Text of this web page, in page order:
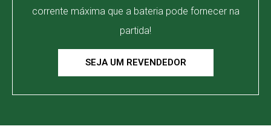
corrente máxima que a bateria pode fornecer na
partida!
SEJA UM REVENDEDOR